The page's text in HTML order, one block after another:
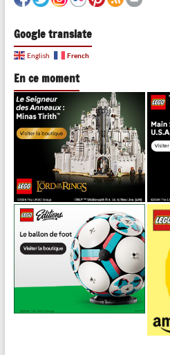
Google translate
English French
En ce moment